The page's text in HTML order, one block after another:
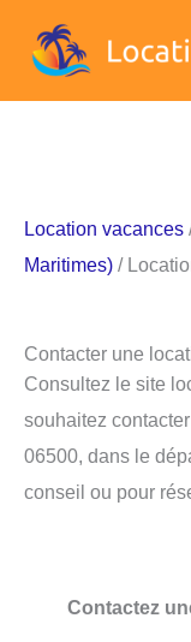
Location vacances
Maritimes) /
Contacter une
Consultez le site
souhaitez
06500, dans le
conseil ou pour
Contactez